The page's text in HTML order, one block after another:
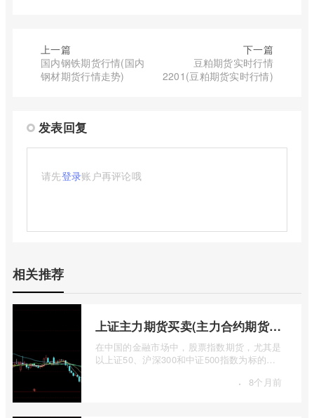
上一篇
国内钢铁期货行情(国内
钢材期货行情走势)
下一篇
豆粕期货实时行情
2201(豆粕期货实时行情)
发表回复
请先登录账户再评论哦
相关推荐
上证主力期货买卖(主力合约期货市场大盘)
在中国的金融市场中，股票指数期货，尤其是
以上证50、沪深300和中证500指数为标的的
· 8个月前